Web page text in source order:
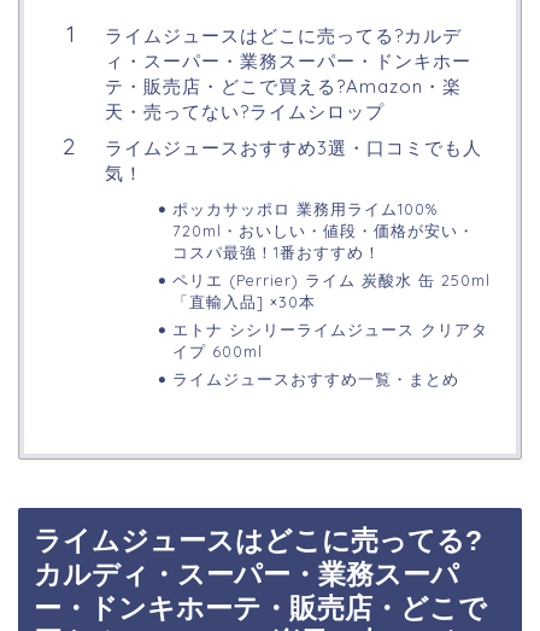
ライムジュースはどこに売ってる?カルデ
ィ・スーパー・業務スーパー・ドンキホー
テ・販売店・どこで買える?Amazon・楽
天・売ってない?ライムシロップ
ライムジュースおすすめ3選・口コミでも人
気！
ポッカサッポロ 業務用ライム100%
720ml・おいしい・値段・価格が安い・
コスパ最強！1番おすすめ！
ペリエ (Perrier) ライム 炭酸水 缶 250ml
「直輸入品] ×30本
エトナ シシリーライムジュース クリアタ
イプ 600ml
ライムジュースおすすめ一覧・まとめ
ライムジュースはどこに売ってる?
カルディ・スーパー・業務スーパ
ー・ドンキホーテ・販売店・どこで